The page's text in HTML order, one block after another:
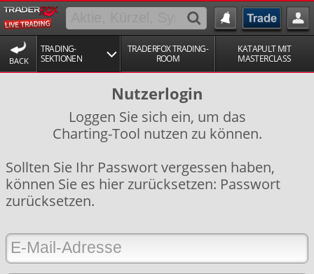
BACK
TRADING-
SEKTIONEN
TRADERFOX TRADING-
ROOM
KATAPULT MIT
MASTERCLASS
Nutzerlogin
Loggen Sie sich ein, um das
Charting-Tool nutzen zu können.
Sollten Sie Ihr Passwort vergessen haben,
können Sie es hier zurücksetzen: Passwort
zurücksetzen.